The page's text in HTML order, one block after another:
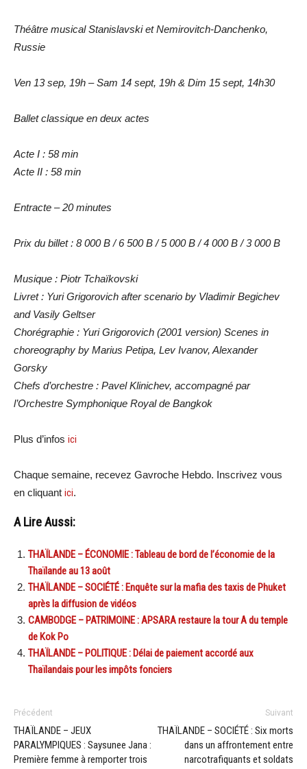
Théâtre musical Stanislavski et Nemirovitch-Danchenko,
Russie
Ven 13 sep, 19h – Sam 14 sept, 19h & Dim 15 sept, 14h30
Ballet classique en deux actes
Acte I : 58 min
Acte II : 58 min
Entracte – 20 minutes
Prix ​​du billet : 8 000 B / 6 500 B / 5 000 B / 4 000 B / 3 000 B
Musique : Piotr Tchaïkovski
Livret : Yuri Grigorovich after scenario by Vladimir Begichev
and Vasily Geltser
Chorégraphie : Yuri Grigorovich (2001 version) Scenes in
choreography by Marius Petipa, Lev Ivanov, Alexander
Gorsky
Chefs d’orchestre : Pavel Klinichev, accompagné par
l’Orchestre Symphonique Royal de Bangkok
Plus d’infos ici
Chaque semaine, recevez Gavroche Hebdo. Inscrivez vous
en cliquant ici.
A Lire Aussi:
THAÏLANDE – ÉCONOMIE : Tableau de bord de l’économie de la
Thaïlande au 13 août
THAÏLANDE – SOCIÉTÉ : Enquête sur la mafia des taxis de Phuket
après la diffusion de vidéos
CAMBODGE – PATRIMOINE : APSARA restaure la tour A du temple
de Kok Po
THAÏLANDE – POLITIQUE : Délai de paiement accordé aux
Thaïlandais pour les impôts fonciers
Précédent
THAÏLANDE – JEUX
PARALYMPIQUES : Saysunee Jana :
Première femme à remporter trois
Suivant
THAÏLANDE – SOCIÉTÉ : Six morts
dans un affrontement entre
narcotrafiquants et soldats